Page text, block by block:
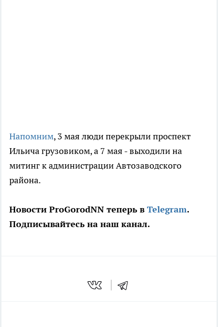
Напомним, 3 мая люди перекрыли проспект
Ильича грузовиком, а 7 мая - выходили на
митинг к администрации Автозаводского
района.
Новости ProGorodNN теперь в Telegram.
Подписывайтесь на наш канал.